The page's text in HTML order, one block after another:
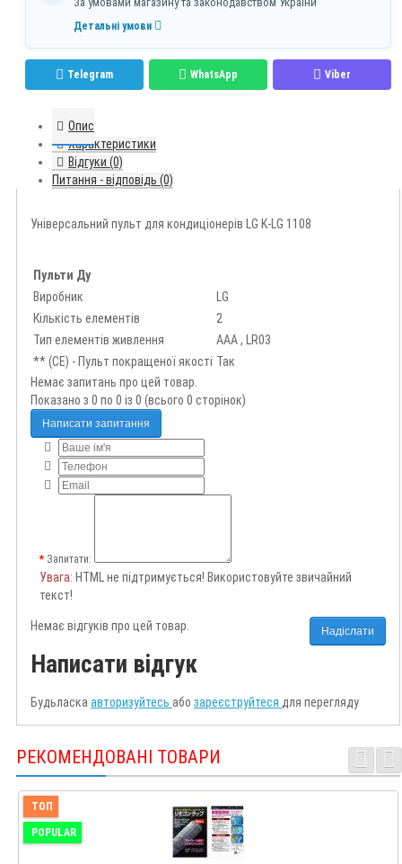
Детальні умови
Telegram WhatsApp Viber
Опис
Характеристики
Відгуки (0)
Питання - відповідь (0)
Універсальний пульт для кондиціонерів LG K-LG 1108
Пульти Ду
Виробник
LG
Кількість елементів
2
Тип елементів живлення
AAA , LR03
** (CE) - Пульт покращеної якості Так
Немає запитань про цей товар.
Показано з 0 по 0 із 0 (всього 0 сторінок)
Написати запитання
Запитати:
Увага: HTML не підтримується! Використовуйте звичайний
текст!
Надіслати
Немає відгуків про цей товар.
Написати відгук
Будьласка авторизуйтесь або зареєструйтеся для перегляду
РЕКОМЕНДОВАНІ ТОВАРИ
ТОП
POPULAR